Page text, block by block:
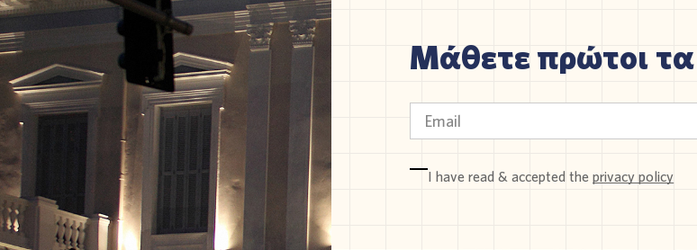
Μάθετε πρώτοι τα
I have read & accepted theprivacy policy